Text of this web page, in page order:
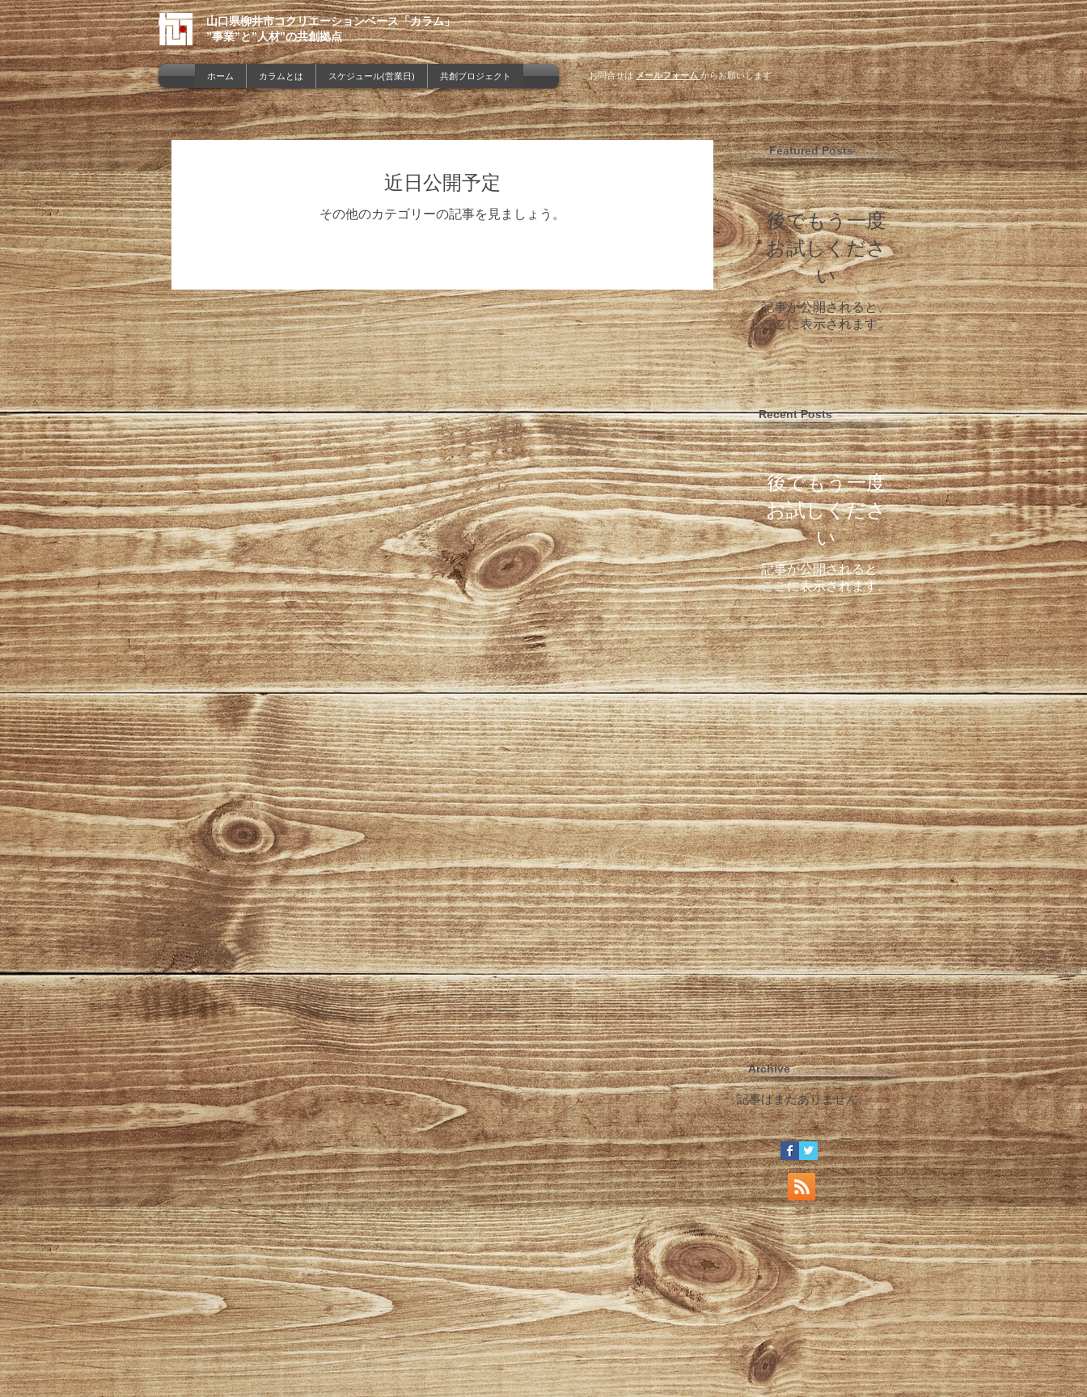
山口県柳井市コクリエーションベース「カラム」
”事業”と”人材”の共創拠点
ホーム カラムとは スケジュール(営業日) 共創プロジェクト お問合せはメールフォームからお願いします
近日公開予定
その他のカテゴリーの記事を見ましょう。
Featured Posts
後でもう一度
お試しくださ
い
記事が公開されると、
ここに表示されます。
Recent Posts
後でもう一度
お試しくださ
い
記事が公開されると、
ここに表示されます。
Archive
記事はまだありません。